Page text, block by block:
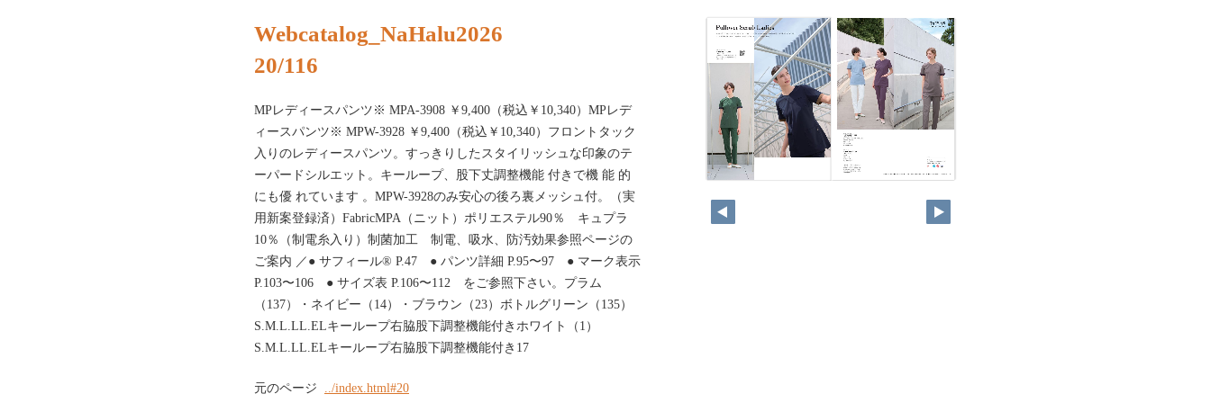
Webcatalog_NaHalu2026
20/116
MPレディースパンツ※ MPA-3908 ￥9,400（税込￥10,340）MPレデ
ィースパンツ※ MPW-3928 ￥9,400（税込￥10,340）フロントタック
入りのレディースパンツ。すっきりしたスタイリッシュな印象のテ
ーパードシルエット。キーループ、股下丈調整機能 付きで機 能 的
にも優 れています 。MPW-3928のみ安心の後ろ裏メッシュ付。（実
用新案登録済）FabricMPA（ニット）ポリエステル90％ キュプラ
10％（制電糸入り）制菌加工 制電、吸水、防汚効果参照ページの
ご案内 ／● サフィール® P.47 ● パンツ詳細 P.95〜97 ● マーク表示
P.103〜106 ● サイズ表 P.106〜112 をご参照下さい。プラム
（137）・ネイビー（14）・ブラウン（23）ボトルグリーン（135）
S.M.L.LL.ELキーループ右脇股下調整機能付きホワイト（1）
S.M.L.LL.ELキーループ右脇股下調整機能付き17
元のページ ../index.html#20